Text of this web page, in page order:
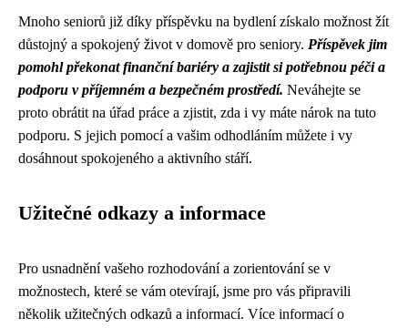
Mnoho seniorů již díky příspěvku na bydlení získalo možnost žít
důstojný a spokojený život v domově pro seniory. Příspěvek jim
pomohl překonat finanční bariéry a zajistit si potřebnou péči a
podporu v příjemném a bezpečném prostředí. Neváhejte se
proto obrátit na úřad práce a zjistit, zda i vy máte nárok na tuto
podporu. S jejich pomocí a vašim odhodláním můžete i vy
dosáhnout spokojeného a aktivního stáří.
Užitečné odkazy a informace
Pro usnadnění vašeho rozhodování a zorientování se v
možnostech, které se vám otevírají, jsme pro vás připravili
několik užitečných odkazů a informací. Více informací o